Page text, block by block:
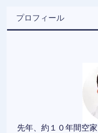
プロフィール
先年、約１０年間空